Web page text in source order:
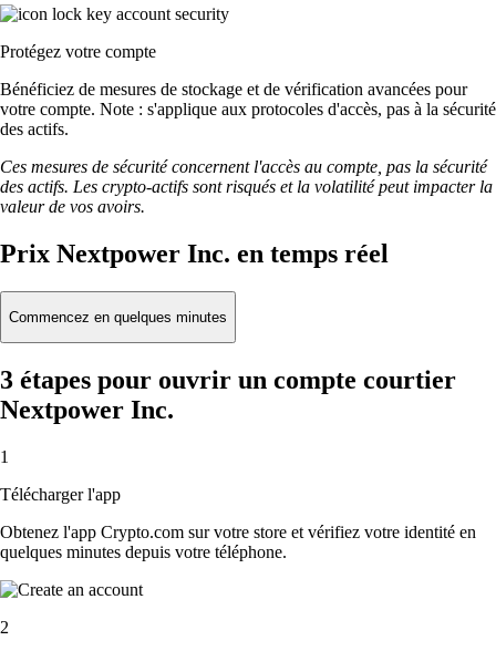
Protégez votre compte
Bénéficiez de mesures de stockage et de vérification avancées pour
votre compte. Note : s'applique aux protocoles d'accès, pas à la sécurité
des actifs.
Ces mesures de sécurité concernent l'accès au compte, pas la sécurité
des actifs. Les crypto-actifs sont risqués et la volatilité peut impacter la
valeur de vos avoirs.
Prix Nextpower Inc. en temps réel
Commencez en quelques minutes
3 étapes pour ouvrir un compte courtier
Nextpower Inc.
1
Télécharger l'app
Obtenez l'app Crypto.com sur votre store et vérifiez votre identité en
quelques minutes depuis votre téléphone.
2